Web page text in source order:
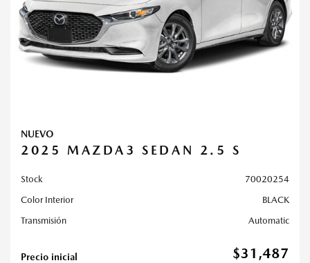
NUEVO
2025 MAZDA3 SEDAN 2.5 S
Stock
70020254
Color Interior
BLACK
Transmisión
Automatic
Precio inicial $31,487